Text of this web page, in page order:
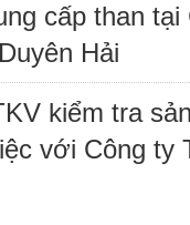
cấp than tại
Hải
kiểm tra
với Công ty